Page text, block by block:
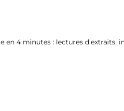
4 minutes : lectures d’extraits,